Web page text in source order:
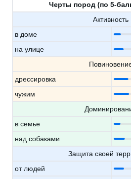
Черты пород (по 5-
Активность
в доме
на улице
дрессировка
чужим
в семье
над собаками
Защита своей
от людей